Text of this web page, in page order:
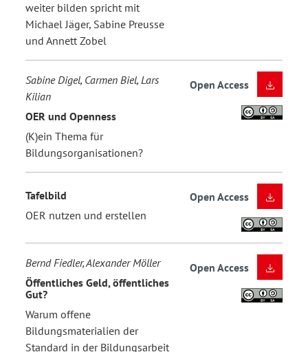
weiter bilden spricht mit
Michael Jäger, Sabine Preusse
und Annett Zobel
Sabine Digel, Carmen Biel, Lars
Kilian
OER und Openness
(K)ein Thema für
Bildungsorganisationen?
Open Access
Tafelbild
OER nutzen und erstellen
Open Access
Bernd Fiedler, Alexander Möller
Öffentliches Geld, öffentliches
Gut?
Warum offene
Bildungsmaterialien der
Standard in der Bildungsarbeit
Open Access